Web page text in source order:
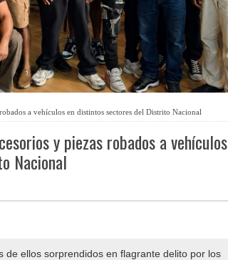
a vehículos en distintos sectores del Distrito Nacional
y piezas robados a vehículos
Nacional
de ellos sorprendidos en flagrante delito por los